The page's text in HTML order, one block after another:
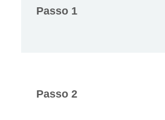
Passo 1
Passo 2